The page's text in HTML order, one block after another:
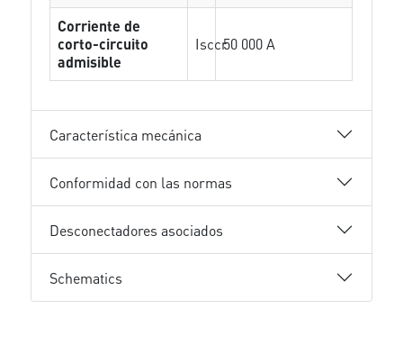
Corriente de
corto-circuito
admisible
Isccr50 000 A
Característica mecánica
Conformidad con las normas
Desconectadores asociados
Schematics